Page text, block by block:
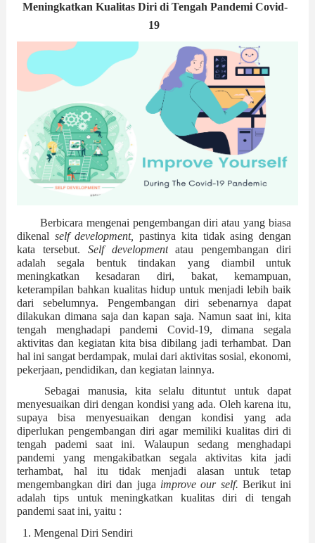
Meningkatkan Kualitas Diri di Tengah Pandemi Covid-
19
Berbicara mengenai pengembangan diri atau yang biasa
dikenal self development, pastinya kita tidak asing dengan
kata tersebut. Self development atau pengembangan diri
adalah segala bentuk tindakan yang diambil untuk
meningkatkan kesadaran diri, bakat, kemampuan,
keterampilan bahkan kualitas hidup untuk menjadi lebih baik
dari sebelumnya. Pengembangan diri sebenarnya dapat
dilakukan dimana saja dan kapan saja. Namun saat ini, kita
tengah menghadapi pandemi Covid-19, dimana segala
aktivitas dan kegiatan kita bisa dibilang jadi terhambat. Dan
hal ini sangat berdampak, mulai dari aktivitas sosial, ekonomi,
pekerjaan, pendidikan, dan kegiatan lainnya.
Sebagai manusia, kita selalu dituntut untuk dapat
menyesuaikan diri dengan kondisi yang ada. Oleh karena itu,
supaya bisa menyesuaikan dengan kondisi yang ada
diperlukan pengembangan diri agar memiliki kualitas diri di
tengah pademi saat ini. Walaupun sedang menghadapi
pandemi yang mengakibatkan segala aktivitas kita jadi
terhambat, hal itu tidak menjadi alasan untuk tetap
mengembangkan diri dan juga improve our self. Berikut ini
adalah tips untuk meningkatkan kualitas diri di tengah
pandemi saat ini, yaitu :
Mengenal Diri Sendiri